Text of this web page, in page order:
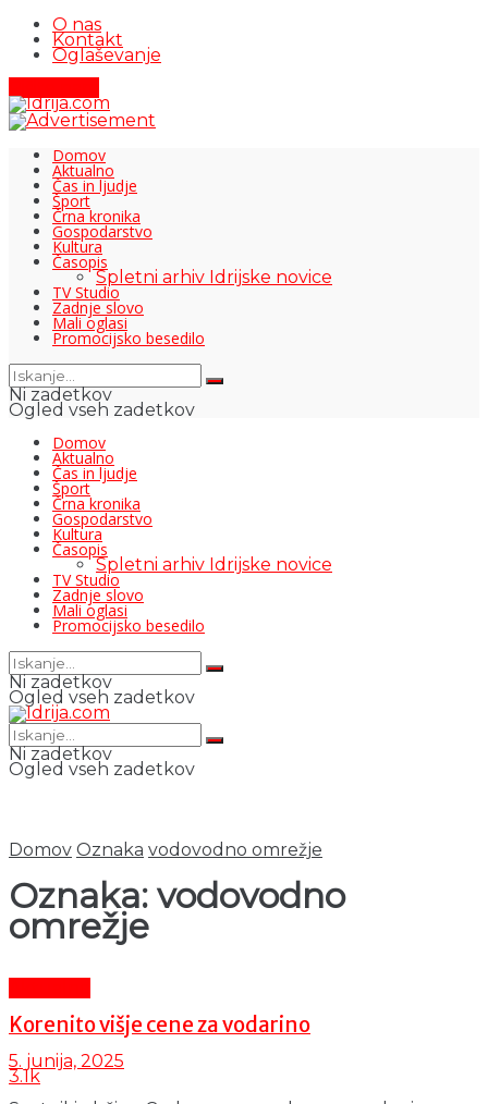
O nas
Kontakt
Oglaševanje
Domov
Aktualno
Čas in ljudje
Šport
Črna kronika
Gospodarstvo
Kultura
Časopis
Spletni arhiv Idrijske novice
TV Studio
Zadnje slovo
Mali oglasi
Promocijsko besedilo
Ni zadetkov
Ogled vseh zadetkov
Domov
Aktualno
Čas in ljudje
Šport
Črna kronika
Gospodarstvo
Kultura
Časopis
Spletni arhiv Idrijske novice
TV Studio
Zadnje slovo
Mali oglasi
Promocijsko besedilo
Ni zadetkov
Ogled vseh zadetkov
Ni zadetkov
Ogled vseh zadetkov
Domov Oznaka vodovodno omrežje
Oznaka: vodovodno
omrežje
Korenito višje cene za vodarino
5. junija, 2025
3.1k